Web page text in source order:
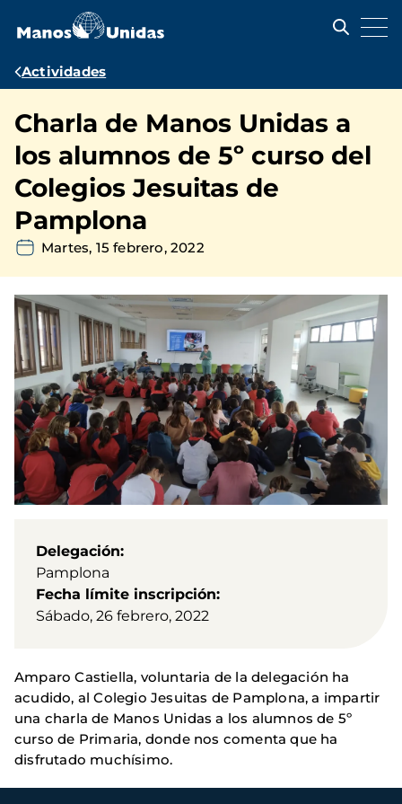
contenido
Ruta
navegación
Actividades
Charla de Manos Unidas a
los alumnos de 5º curso del
Colegios Jesuitas de
Pamplona
Martes, 15 febrero, 2022
Delegación
Pamplona
Fecha límite inscripción
Sábado, 26 febrero, 2022
Amparo Castiella, voluntaria de la delegación ha
acudido, al Colegio Jesuitas de Pamplona, a impartir
una charla de Manos Unidas a los alumnos de 5º
curso de Primaria, donde nos comenta que ha
disfrutado muchísimo.